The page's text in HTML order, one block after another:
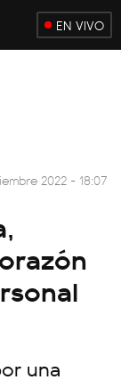
EN VIVO
2022 - 18:07
una